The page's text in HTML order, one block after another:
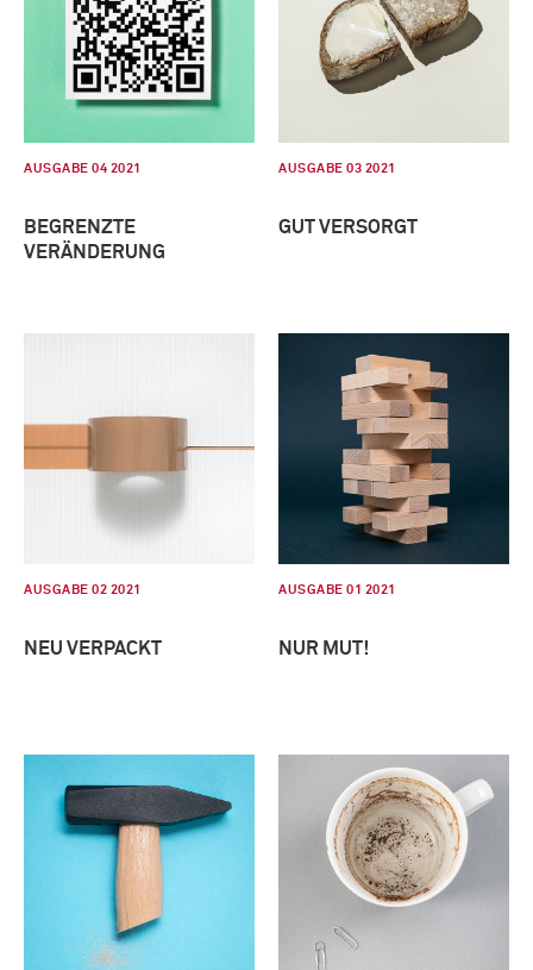
AUSGABE 04 2021
BEGRENZTE
VERÄNDERUNG
AUSGABE 03 2021
GUT VERSORGT
AUSGABE 02 2021
NEU VERPACKT
AUSGABE 01 2021
NUR MUT!